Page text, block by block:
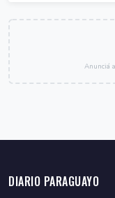
Anunciá
DIARIO PARAGUAYO